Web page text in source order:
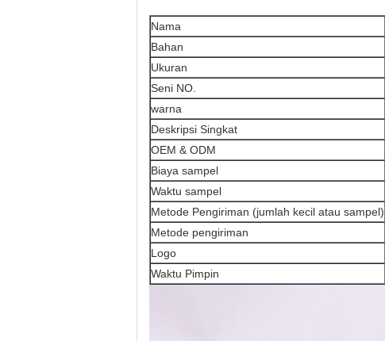
Nama
Bahan
Ukuran
Seni NO.
warna
Deskripsi Singkat
OEM & ODM
Biaya sampel
Waktu sampel
Metode Pengiriman (jumlah kecil atau sampel)
Metode pengiriman
Logo
Waktu Pimpin